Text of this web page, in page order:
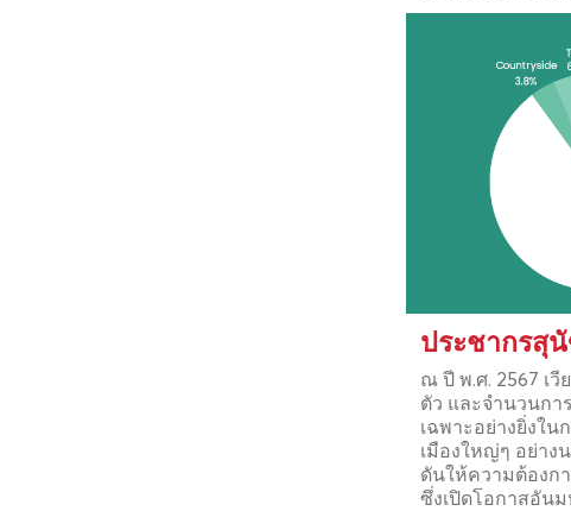
ประชากรสุ
ณ ปี พ.ศ. 2567 เ
ตัว และจำนวนกา
เฉพาะอย่างยิ่งใ
เมืองใหญ่ๆ อย่าง
ดันให้ความต้องก
ซึ่งเปิดโอกาสอัน